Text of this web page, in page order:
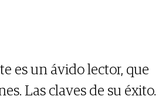
es un ávido lector, que
Las claves de su éxito.